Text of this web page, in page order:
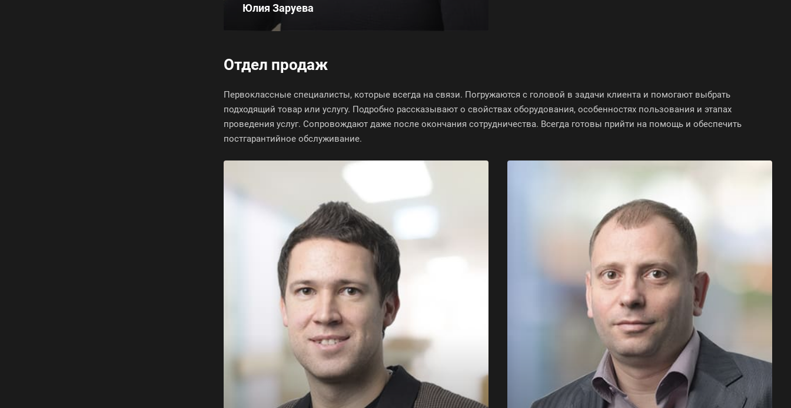
Юлия Заруева
Отдел продаж
Первоклассные специалисты, которые всегда на связи. Погружаются с головой в задачи клиента и помогают выбрать
подходящий товар или услугу. Подробно рассказывают о свойствах оборудования, особенностях пользования и этапах
проведения услуг. Сопровождают даже после окончания сотрудничества. Всегда готовы прийти на помощь и обеспечить
постгарантийное обслуживание.